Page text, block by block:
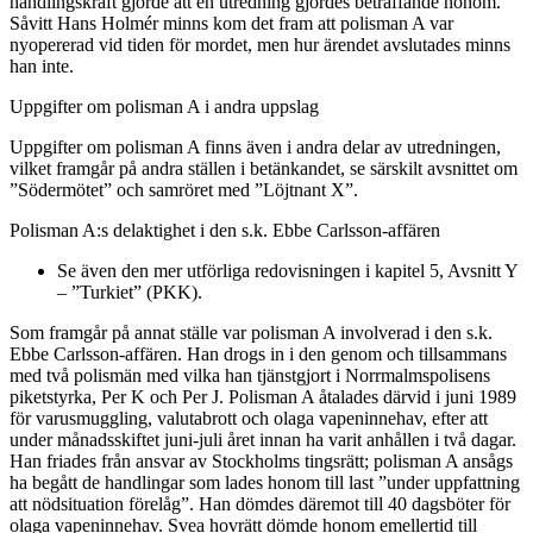
Såvitt Hans Holmér minns kom det fram att polisman A var
nyopererad vid tiden för mordet, men hur ärendet avslutades minns
han inte.
Uppgifter om polisman A i andra uppslag
Uppgifter om polisman A finns även i andra delar av utredningen,
vilket framgår på andra ställen i betänkandet, se särskilt avsnittet om
”Södermötet” och samröret med ”Löjtnant X”.
Polisman A:s delaktighet i den s.k. Ebbe Carlsson-affären
Se även den mer utförliga redovisningen i kapitel 5, Avsnitt Y
– ”Turkiet” (PKK).
Som framgår på annat ställe var polisman A involverad i den s.k.
Ebbe Carlsson-affären. Han drogs in i den genom och tillsammans
med två polismän med vilka han tjänstgjort i Norrmalmspolisens
piketstyrka, Per K och Per J. Polisman A åtalades därvid i juni 1989
för varusmuggling, valutabrott och olaga vapeninnehav, efter att
under månadsskiftet juni-juli året innan ha varit anhållen i två dagar.
Han friades från ansvar av Stockholms tingsrätt; polisman A ansågs
ha begått de handlingar som lades honom till last ”under uppfattning
att nödsituation förelåg”. Han dömdes däremot till 40 dagsböter för
olaga vapeninnehav. Svea hovrätt dömde honom emellertid till